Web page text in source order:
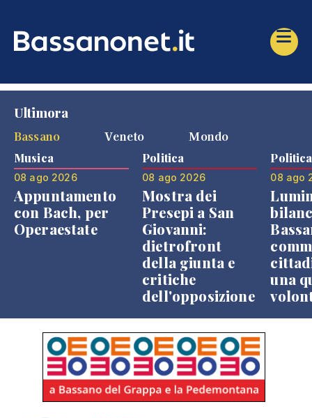
Ultimora
Bassano
Veneto Mondo
Musica
08 ago 2026
Appuntamento
con Bach, per
Operaestate
Politica
08 ago 2026
Mostra dei
Presepi a San
Giovanni:
dietrofront
della giunta e
critiche
dell'opposizione
Politica
08 ago
una